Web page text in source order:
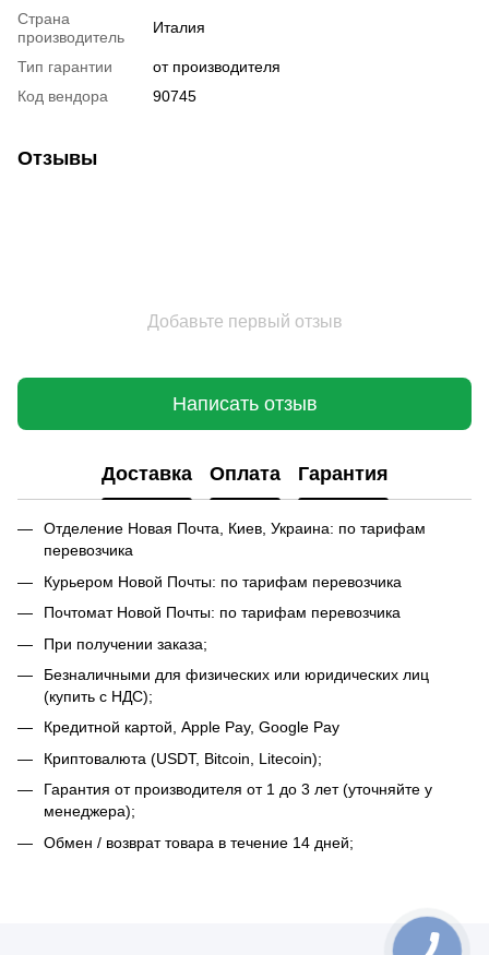
Страна
производитель
Италия
Тип гарантии
от производителя
Код вендора
90745
Отзывы
Добавьте первый отзыв
Написать отзыв
Доставка Оплата Гарантия
Отделение Новая Почта, Киев, Украина: по тарифам
перевозчика
Курьером Новой Почты: по тарифам перевозчика
Почтомат Новой Почты: по тарифам перевозчика
При получении заказа;
Безналичными для физических или юридических лиц
(купить с НДС);
Кредитной картой, Apple Pay, Google Pay
Криптовалюта (USDT, Bitcoin, Litecoin);
Гарантия от производителя от 1 до 3 лет (уточняйте у
менеджера);
Обмен / возврат товара в течение 14 дней;